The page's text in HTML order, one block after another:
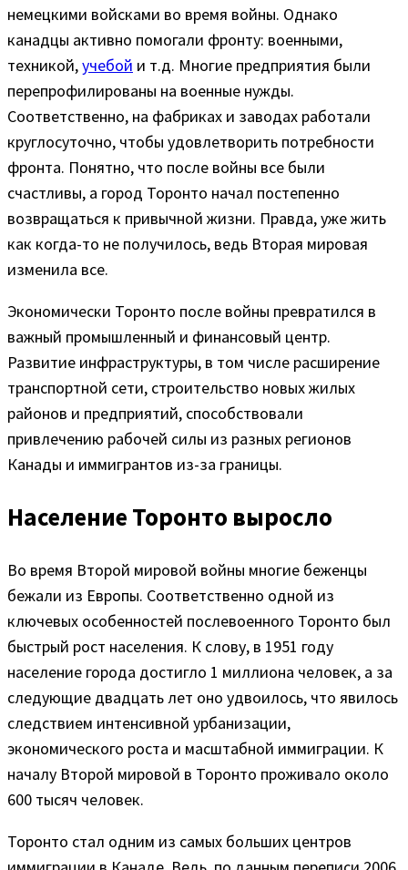
немецкими войсками во время войны. Однако
канадцы активно помогали фронту: военными,
техникой,учебой и т.д. Многие предприятия были
перепрофилированы на военные нужды.
Соответственно, на фабриках и заводах работали
круглосуточно, чтобы удовлетворить потребности
фронта. Понятно, что после войны все были
счастливы, а город Торонто начал постепенно
возвращаться к привычной жизни. Правда, уже жить
как когда-то не получилось, ведь Вторая мировая
изменила все.
Экономически Торонто после войны превратился в
важный промышленный и финансовый центр.
Развитие инфраструктуры, в том числе расширение
транспортной сети, строительство новых жилых
районов и предприятий, способствовали
привлечению рабочей силы из разных регионов
Канады и иммигрантов из-за границы.
Население Торонто выросло
Во время Второй мировой войны многие беженцы
бежали из Европы. Соответственно одной из
ключевых особенностей послевоенного Торонто был
быстрый рост населения. К слову, в 1951 году
население города достигло 1 миллиона человек, а за
следующие двадцать лет оно удвоилось, что явилось
следствием интенсивной урбанизации,
экономического роста и масштабной иммиграции. К
началу Второй мировой в Торонто проживало около
600 тысяч человек.
Торонто стал одним из самых больших центров